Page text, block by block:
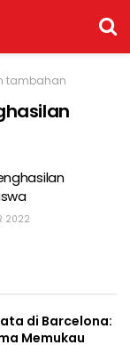
tambahan
2022
di Barcelona:
Memukau